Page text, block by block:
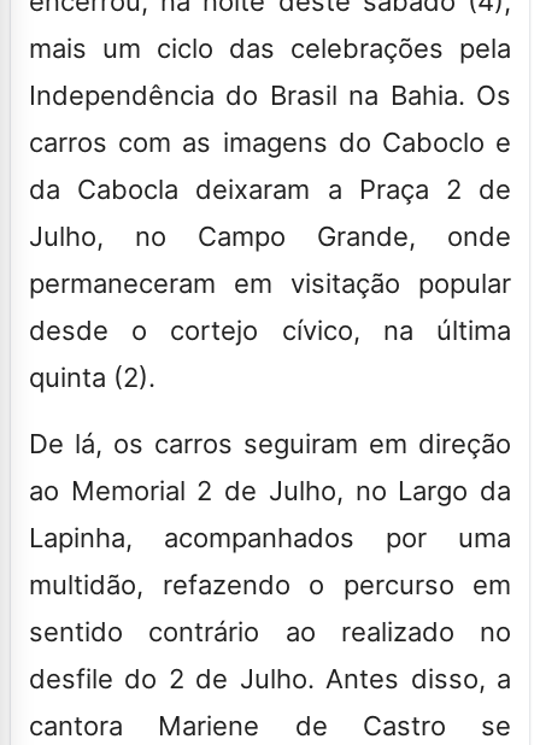
mais um ciclo das celebrações pela
Independência do Brasil na Bahia. Os
carros com as imagens do Caboclo e
da Cabocla deixaram a Praça 2 de
Julho, no Campo Grande, onde
permaneceram em visitação popular
desde o cortejo cívico, na última
quinta (2).
De lá, os carros seguiram em direção
ao Memorial 2 de Julho, no Largo da
Lapinha, acompanhados por uma
multidão, refazendo o percurso em
sentido contrário ao realizado no
desfile do 2 de Julho. Antes disso, a
cantora Mariene de Castro se